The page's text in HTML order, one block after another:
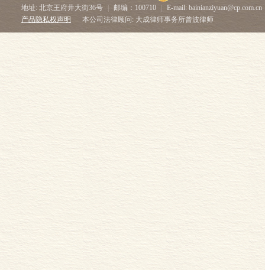
地址: 北京王府井大街36号
邮编：100710
E-mail: bainianziyuan@cp.com.cn
产品隐私权声明
本公司法律顾问: 大成律师事务所曾波律师